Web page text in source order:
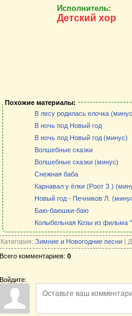
Исполнитель:
Детский хор
Похожие материалы:
В лесу родилась елочка
В ночь под Новый год
В ночь под Новый год (минус)
Волшебные сказки
Волшебные сказки (минус)
Снежная баба
Карнавал у ёлки (Роот З.)
Новый год - Печников Л.
Баю-баюшки-баю
Колыбельная Козы из фильма
Категория: Зимние и Новогодние песни |
Всего комментариев: 0
Войдите: